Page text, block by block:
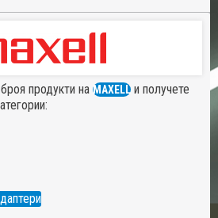
броя продукти на MAXELL и получете